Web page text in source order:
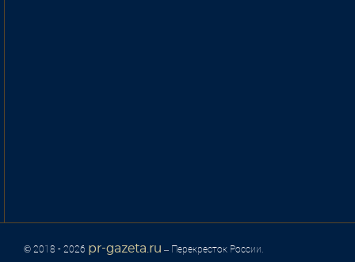
© 2018 - 2026 pr-gazeta.ru – Перекресток России.